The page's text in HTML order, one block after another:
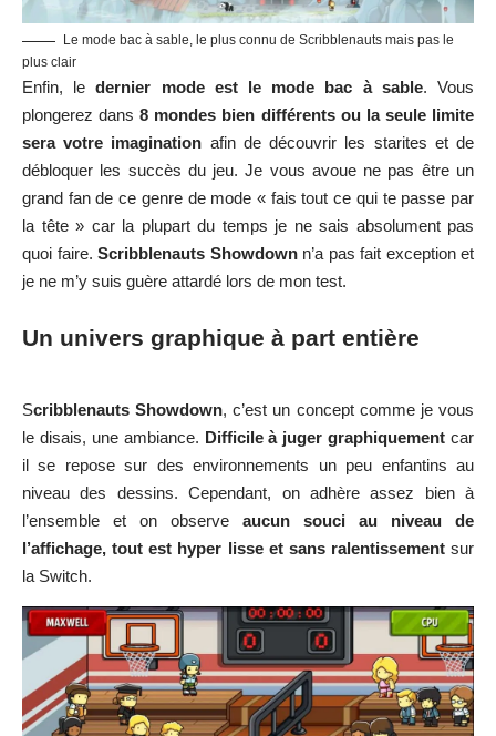
Le mode bac à sable, le plus connu de Scribblenauts mais pas le
plus clair
Enfin, ledernier mode est le mode bac à sable. Vous
plongerez dans8 mondes bien différents ou la seule limite
sera votre imagination afin de découvrir les starites et de
débloquer les succès du jeu. Je vous avoue ne pas être un
grand fan de ce genre de mode « fais tout ce qui te passe par
la tête » car la plupart du temps je ne sais absolument pas
quoi faire. Scribblenauts Showdownn’a pas fait exception et
je ne m’y suis guère attardé lors de mon test.
Un univers graphique à part entière
Scribblenauts Showdown, c’est un concept comme je vous
le disais, une ambiance. Difficile à juger graphiquement car
il se repose sur des environnements un peu enfantins au
niveau des dessins. Cependant, on adhère assez bien à
l’ensemble et on observe aucun souci au niveau de
l’affichage, tout est hyper lisse et sans ralentissementsur
la Switch.